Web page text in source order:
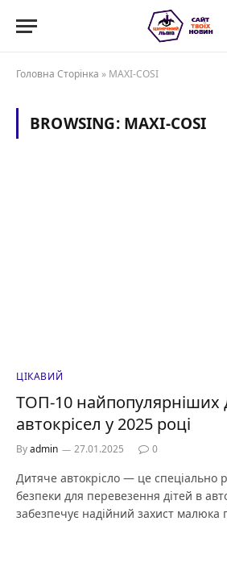
Головна Сторінка » MAXI-COSI
BROWSING: MAXI-COSI
ЦІКАВИЙ
ТОП-10 найпопулярніших
автокрісел у 2025 році
Byadmin 27.01.2025 0
Дитяче автокрісло — це спеціально
безпеки для перевезення дітей в
забезпечує надійний захист малюка